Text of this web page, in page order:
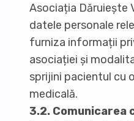
Asociația Dăruiește
datele personale
furniza informații
asociației și
sprijini pacientul cu
medicală.
3.2. Comunicarea